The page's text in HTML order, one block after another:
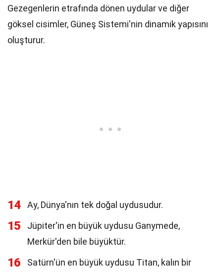
Gezegenlerin etrafında dönen uydular ve diğer
göksel cisimler, Güneş Sistemi'nin dinamik yapısını
oluşturur.
14 Ay, Dünya'nın tek doğal uydusudur.
15
Jüpiter'in en büyük uydusu Ganymede,
Merkür'den bile büyüktür.
16
Satürn'ün en büyük uydusu Titan, kalın bir